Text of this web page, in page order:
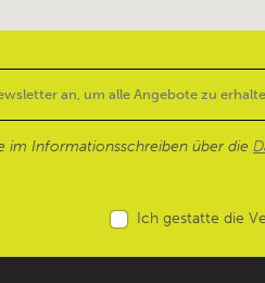
im Informationsschreiben über die
Ich gestatte die